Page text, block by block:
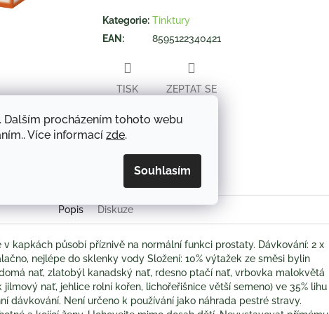
procházením tohoto webu
Více informací zde.
Souhlasím
Kategorie: Tinktury
EAN: 8595122340421
TISK ZEPTAT SE
Popis Diskuze
kapkách působí příznivě na normální funkci prostaty. Dávkování: 2 x
nejlépe do sklenky vody Složení: 10% výtažek ze směsi bylin
nať, zlatobýl kanadský nať, rdesno ptačí nať, vrbovka malokvětá
nať, jehlice rolní kořen, lichořeřišnice větší semeno) ve 35% lihu
dávkování. Není určeno k používání jako náhrada pestré stravy.